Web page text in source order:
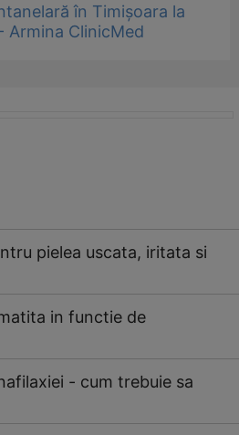
în Timișoara la
Armina ClinicMed
pielea uscata, iritata si
in functie de
- cum trebuie sa